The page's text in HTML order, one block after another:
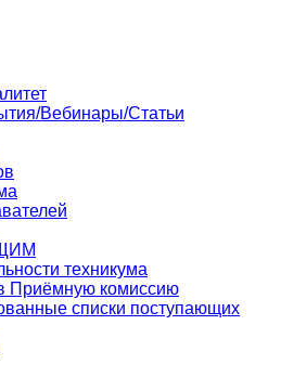
Вебинары/Статьи
техникума
Приёмную комиссию
списки поступающих